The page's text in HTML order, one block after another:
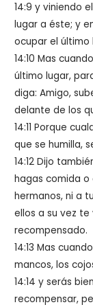
14:9y viniendo
lugar a éste; y
ocupar el último
14:10Mas
último lugar,
diga: Amigo,
delante de los
14:11Porque
que se humilla,
14:12 Dijo
hagas comida o
hermanos, ni a
ellos a su vez te
recompensado.
14:13Mas
mancos, los
14:14y serás
recompensar,